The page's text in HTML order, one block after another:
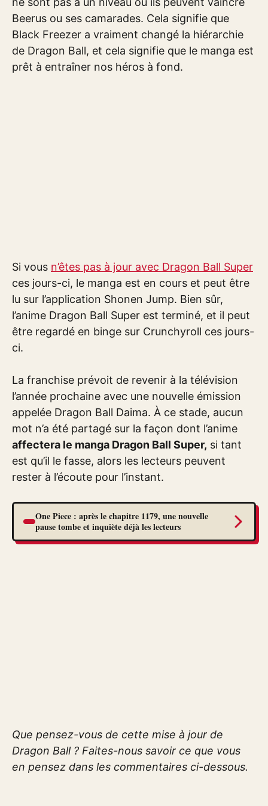
Beerus ou ses camarades. Cela signifie que
Black Freezer a vraiment changé la hiérarchie
de Dragon Ball, et cela signifie que le manga est
prêt à entraîner nos héros à fond.
Si vous n’êtes pas à jour avec Dragon Ball Super
ces jours-ci, le manga est en cours et peut être
lu sur l’application Shonen Jump. Bien sûr,
l’anime Dragon Ball Super est terminé, et il peut
être regardé en binge sur Crunchyroll ces jours-
ci.
La franchise prévoit de revenir à la télévision
l’année prochaine avec une nouvelle émission
appelée Dragon Ball Daima. À ce stade, aucun
mot n’a été partagé sur la façon dont l’anime
affectera le manga Dragon Ball Super, si tant
est qu’il le fasse, alors les lecteurs peuvent
rester à l’écoute pour l’instant.
One Piece : après le chapitre 1179, une nouvelle
pause tombe et inquiète déjà les lecteurs
Que pensez-vous de cette mise à jour de
Dragon Ball ? Faites-nous savoir ce que vous
en pensez dans les commentaires ci-dessous.